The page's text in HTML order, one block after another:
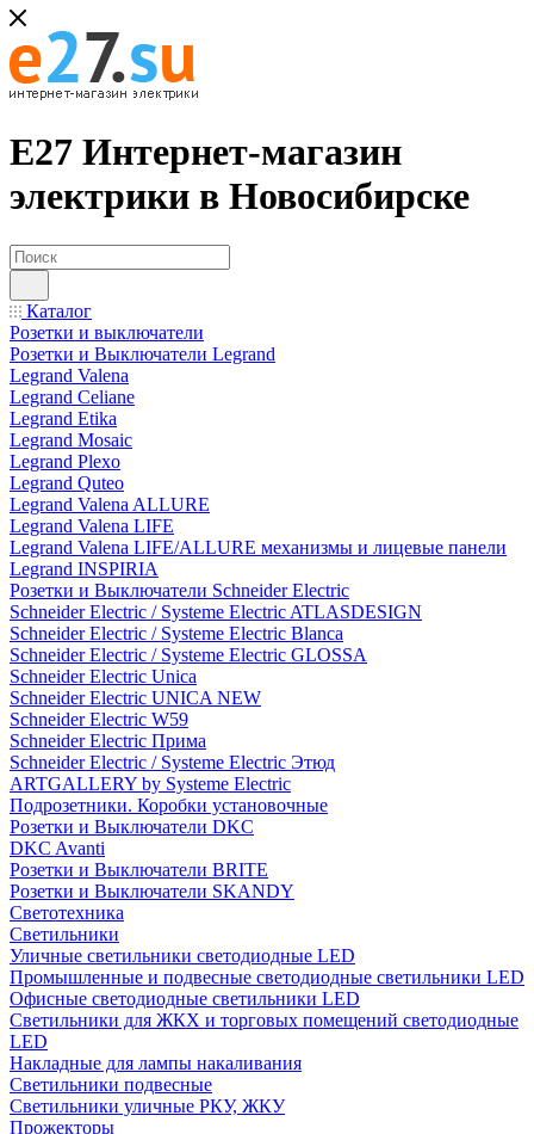
Е27 Интернет-магазин
электрики в Новосибирске
Каталог
Розетки и выключатели
Розетки и Выключатели Legrand
Legrand Valena
Legrand Celiane
Legrand Etika
Legrand Mosaic
Legrand Plexo
Legrand Quteo
Legrand Valena ALLURE
Legrand Valena LIFE
Legrand Valena LIFE/ALLURE механизмы и лицевые панели
Legrand INSPIRIA
Розетки и Выключатели Schneider Electric
Schneider Electric / Systeme Electric ATLASDESIGN
Schneider Electric / Systeme Electric Blanca
Schneider Electric / Systeme Electric GLOSSA
Schneider Electric Unica
Schneider Electric UNICA NEW
Schneider Electric W59
Schneider Electric Прима
Schneider Electric / Systeme Electric Этюд
ARTGALLERY by Systeme Electric
Подрозетники. Коробки установочные
Розетки и Выключатели DKC
DKC Avanti
Розетки и Выключатели BRITE
Розетки и Выключатели SKANDY
Светотехника
Светильники
Уличные светильники светодиодные LED
Промышленные и подвесные светодиодные светильники LED
Офисные светодиодные светильники LED
Светильники для ЖКХ и торговых помещений светодиодные
LED
Накладные для лампы накаливания
Светильники подвесные
Светильники уличные РКУ, ЖКУ
Прожекторы